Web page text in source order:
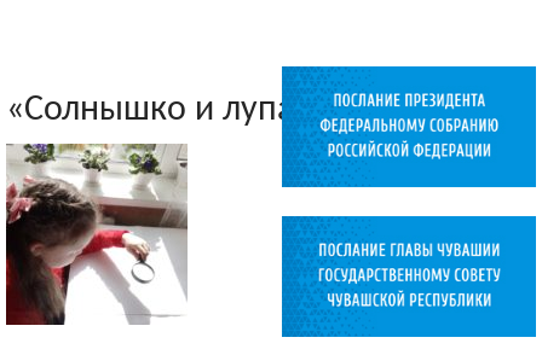
«Солнышко и лупа»